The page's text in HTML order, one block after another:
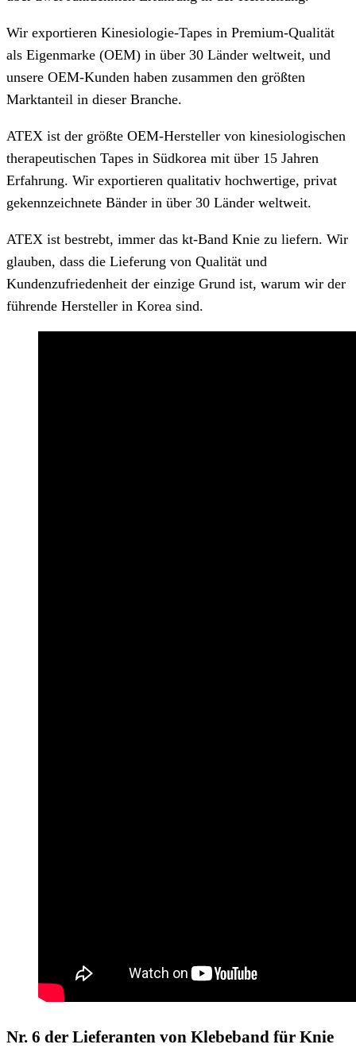
Wir exportieren Kinesiologie-Tapes in Premium-Qualität
als Eigenmarke (OEM) in über 30 Länder weltweit, und
unsere OEM-Kunden haben zusammen den größten
Marktanteil in dieser Branche.
ATEX ist der größte OEM-Hersteller von kinesiologischen
therapeutischen Tapes in Südkorea mit über 15 Jahren
Erfahrung. Wir exportieren qualitativ hochwertige, privat
gekennzeichnete Bänder in über 30 Länder weltweit.
ATEX ist bestrebt, immer das kt-Band Knie zu liefern. Wir
glauben, dass die Lieferung von Qualität und
Kundenzufriedenheit der einzige Grund ist, warum wir der
führende Hersteller in Korea sind.
Nr. 6 der Lieferanten von Klebeband für Knie